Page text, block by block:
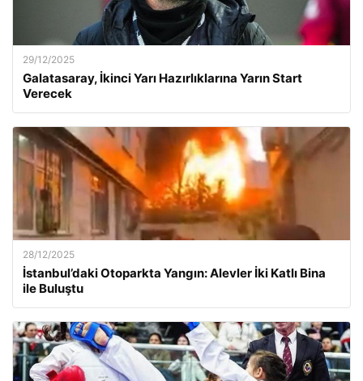
29/12/2025
Galatasaray, İkinci Yarı Hazırlıklarına Yarın Start
Verecek
28/12/2025
İstanbul’daki Otoparkta Yangın: Alevler İki Katlı Bina
ile Buluştu